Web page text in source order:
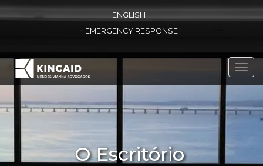
ENGLISH
EMERGENCY RESPONSE
O Escritório